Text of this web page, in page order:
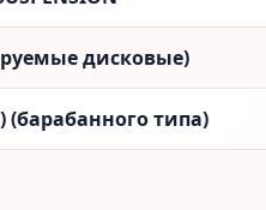
дисковые)
(барабанного типа)